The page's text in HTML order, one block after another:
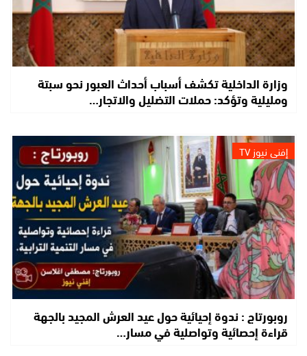
وزارة الداخلية تكشف أسباب أحداث العبور نحو سبتة
ومليلية وتؤكد: حملات التضليل والاتجار…
إفني نيوز TV
روبورتاج : ندوة إحيائية حول عيد العرش المجيد بالجهة
قراءة إحصائية وتواصلية في مسار…